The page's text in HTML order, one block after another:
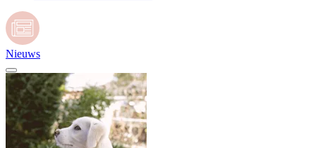
Nieuws